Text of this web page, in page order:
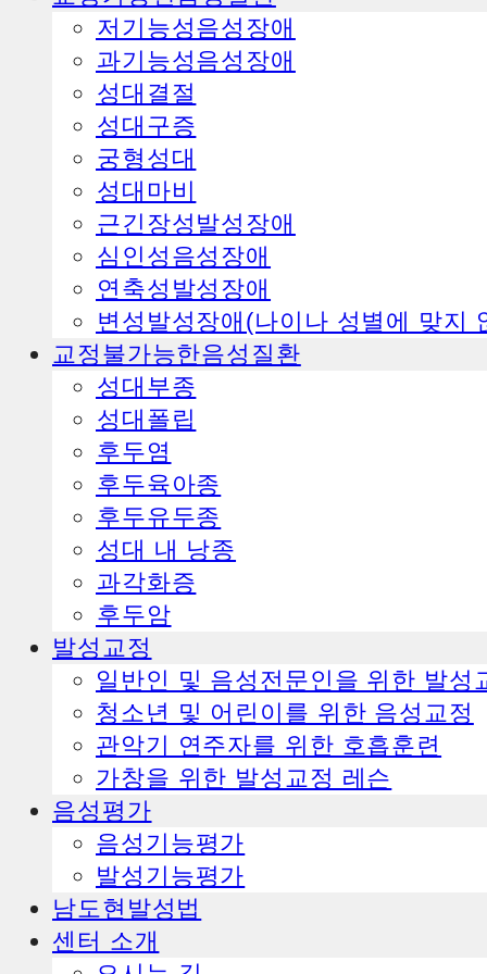
ㅤ저기능성음성장애
ㅤ과기능성음성장애
ㅤ성대결절
ㅤ성대구증
ㅤ궁형성대
ㅤ성대마비
ㅤ근긴장성발성장애
ㅤ심인성음성장애
ㅤ연축성발성장애
ㅤ변성발성장애(나이나 성별에 맞지
교정불가능한음성질환
ㅤ성대부종
ㅤ성대폴립
ㅤ후두염
ㅤ후두육아종
ㅤ후두유두종
ㅤ성대 내 낭종
ㅤ과각화증
ㅤ후두암
발성교정
일반인 및 음성전문인을 위한 발성
청소년 및 어린이를 위한 음성교정
관악기 연주자를 위한 호흡훈련
가창을 위한 발성교정 레슨
음성평가
음성기능평가
발성기능평가
남도현발성법
센터 소개